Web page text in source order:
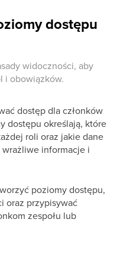
dostępu
widoczności, aby
i obowiązków.
dostęp dla członków
dostępu określają, które
roli oraz jakie dane
informacje i
poziomy dostępu,
oraz przypisywać
zespołu lub